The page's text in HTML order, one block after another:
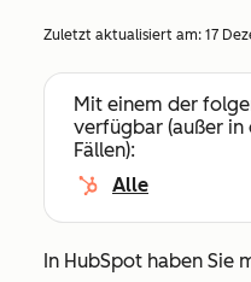
Zuletzt aktualisiert am: 17
Mit einem der
verfügbar (außer in
Fällen):
Alle
In HubSpot haben Sie